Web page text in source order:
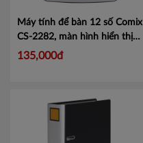
Máy tính để bàn 12 số Comix
CS-2282, màn hình hiển thị
lớn tiện lợi.
135,000đ